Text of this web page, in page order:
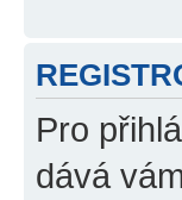
Pro
dává